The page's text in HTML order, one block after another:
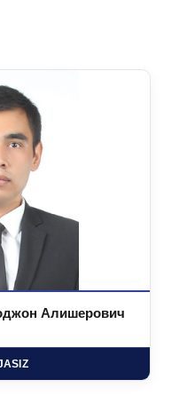
Алишерович